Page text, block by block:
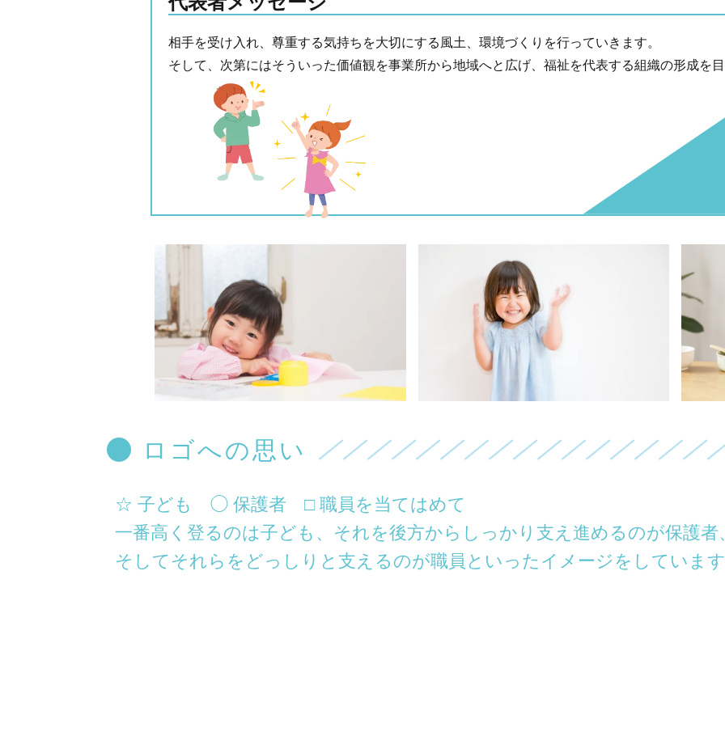
相手を受け入れ、尊重する気持ちを大切にする風土、環境づくりを行っていきます。
そして、次第にはそういった価値観を事業所から地域へと広げ、福祉を代表する組織の形成を
ロゴへの思い
☆ 子ども ◯ 保護者 □ 職員を当てはめて
一番高く登るのは子ども、それを後方からしっかり支え進めるのが保護者
そしてそれらをどっしりと支えるのが職員といったイメージをしていま